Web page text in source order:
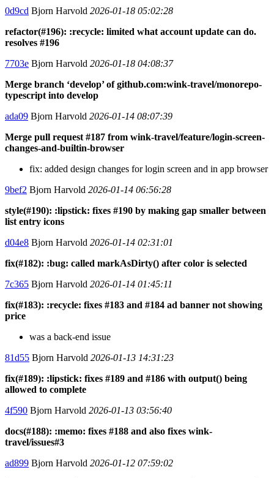
0d9cd Bjorn Harvold 2026-01-18 05:02:28
refactor(#196): :recycle: limited what account update can do.
resolves #196
7703e Bjorn Harvold 2026-01-18 04:08:37
Merge branch ‘develop’ of github.com:wink-travel/monorepo-
typescript into develop
ada09 Bjorn Harvold 2026-01-14 08:07:39
Merge pull request #187 from wink-travel/feature/login-screen-
changes-and-builtin-browser
fix: added design changes for login screen and in app browser
9bef2 Bjorn Harvold 2026-01-14 06:56:28
style(#190): :lipstick: fixes #190 by making gap smaller between
list entry icons
d04e8 Bjorn Harvold 2026-01-14 02:31:01
fix(#182): :bug: called markAsDirty() after color is selected
7c365 Bjorn Harvold 2026-01-14 01:45:11
fix(#183): :recycle: fixes #183 and #184 ad banner not showing
price
was a back-end issue
81d55 Bjorn Harvold 2026-01-13 14:31:23
fix(#189): :lipstick: fixes #189 and #186 with output() being
allowed to complete
4f590 Bjorn Harvold 2026-01-13 03:56:40
docs(#188): :memo: fixes #188 and also fixes wink-
travel/issues#3
ad899 Bjorn Harvold 2026-01-12 07:59:02